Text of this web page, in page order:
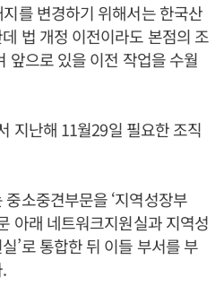
를 변경하기 위해서는 한국산
법 개정 이전이라도 본점의 조
앞으로 있을 이전 작업을 수월
지난해 11월29일 필요한 조직
소중견부문을 ‘지역성장부
아래 네트워크지원실과 지역성
’로 통합한 뒤 이들 부서를 부